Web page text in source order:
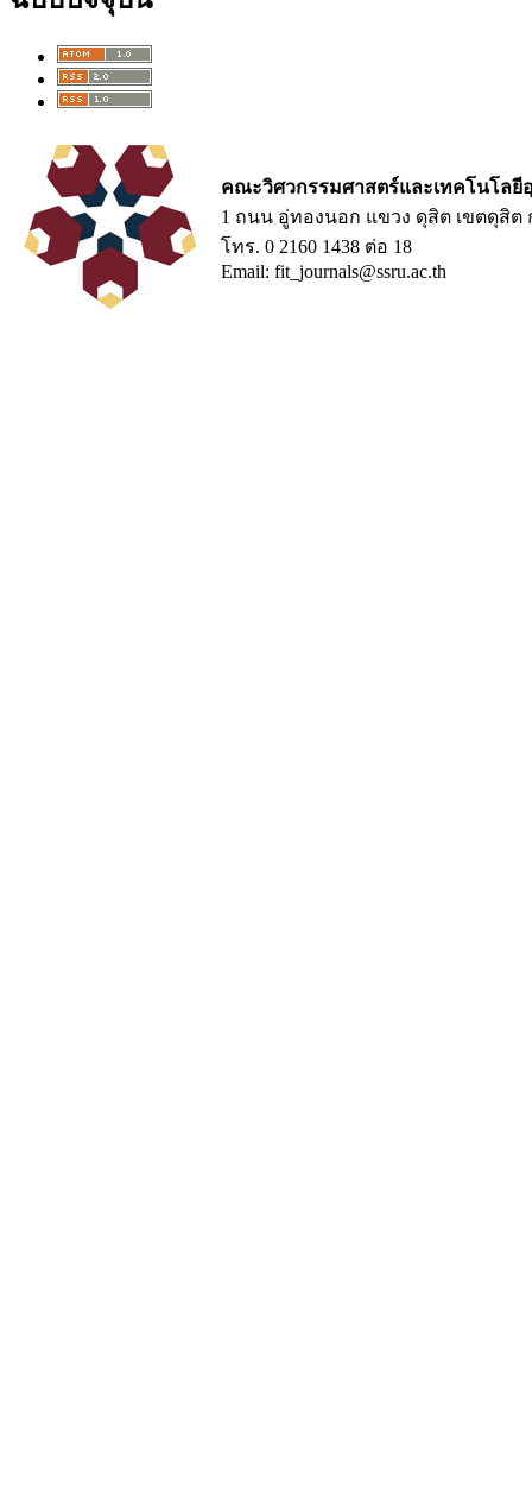
คณะวิศวกรรมศาสตร์และเทคโนโล
1 ถนน อู่ทองนอก แขวง ดุสิต เขตดุสิต
โทร. 0 2160 1438 ต่อ 18
Email: fit_journals@ssru.ac.th